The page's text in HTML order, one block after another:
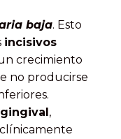
baja. Esto
incisivos
crecimiento
no producirse
,